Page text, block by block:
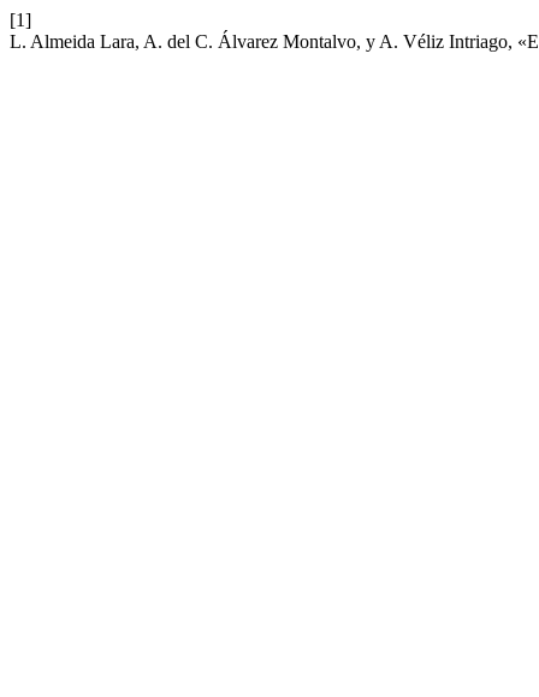
[1]
L. Almeida Lara, A. del C. Álvarez Montalvo, y A. Véliz Intriago,